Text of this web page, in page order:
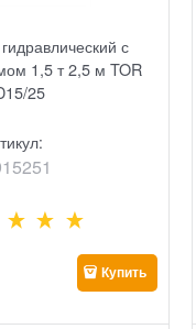
с
1,5 т 2,5 м TOR
25
Купить